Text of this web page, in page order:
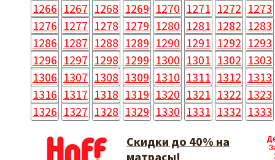
1266 1267 1268 1269 1270 1271 1272 1273
1276 1277 1278 1279 1280 1281 1282 1283
1286 1287 1288 1289 1290 1291 1292 1293
1296 1297 1298 1299 1300 1301 1302 1303
1306 1307 1308 1309 1310 1311 1312 1313
1316 1317 1318 1319 1320 1321 1322 1323
1326 1327 1328 1329 1330 1331 1332 1333
Скидки до 40% на
матрасы!